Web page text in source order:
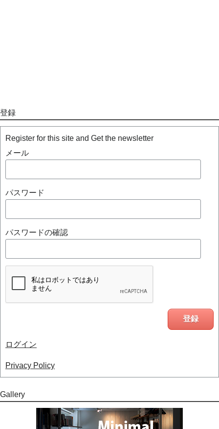
登録
Register for this site and Get the newsletter
メール
パスワード
パスワードの確認
ログイン
Privacy Policy
Gallery